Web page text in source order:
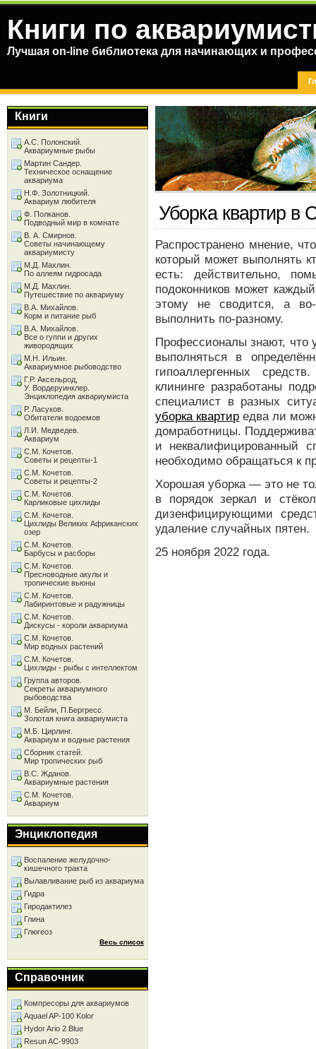
Книги по
Лучшая on-line библиотека для начинающих и
Уборка квартир в
Распространено мнение,
который может выполнять
есть: действительно,
подоконников может
этому не сводится, а
выполнить по-разному.
Профессионалы знают, что
выполняться в
гипоаллергенных
клининге разработаны
специалист в разных
уборка квартир едва ли
домработницы.
и неквалифицированный
необходимо обращаться к
Хорошая уборка — это не
в порядок зеркал и
дизенфицирующими
удаление случайных пятен.
25 ноября 2022 года.
Книги
А.С. Полонский.
Аквариумные рыбы
Мартин Сандер.
Техническое оснащение
аквариума
Н.Ф. Золотницкий.
Аквариум любителя
Ф. Полканов.
Подводный мир в комнате
В. А. Смирнов.
Советы начинающему
аквариумисту
М.Д. Махлин.
По аллеям гидросада
М.Д. Махлин.
Путешествие по аквариуму
В.А. Михайлов.
Корм и питание рыб
В.А. Михайлов.
Все о гуппи и других
живородящих
М.Н. Ильин.
Аквариумное рыбоводство
Г.Р. Аксельрод,
У. Вордеруинклер.
Энциклопедия аквариумиста
Р. Ласуков.
Обитатели водоемов
Л.И. Медведев.
Аквариум
С.М. Кочетов.
Советы и рецепты-1
С.М. Кочетов.
Советы и рецепты-2
С.М. Кочетов.
Карликовые цихлиды
С.М. Кочетов.
Цихлиды Великих Африканских
озер
С.М. Кочетов.
Барбусы и расборы
С.М. Кочетов.
Пресноводные акулы и
тропические вьюны
С.М. Кочетов.
Лабиринтовые и радужницы
С.М. Кочетов.
Дискусы - короли аквариума
С.М. Кочетов.
Мир водных растений
С.М. Кочетов.
Цихлиды - рыбы с интеллектом
Группа авторов.
Секреты аквариумного
рыбоводства
М. Бейли, П.Бергресс.
Золотая книга аквариумиста
М.Б. Цирлинг.
Аквариум и водные растения
Сборник статей.
Мир тропических рыб
В.С. Жданов.
Аквариумные растения
С.М. Кочетов.
Аквариум
Энциклопедия
Воспаление желудочно-
кишечного тракта
Вылавливание рыб из аквариума
Гидра
Гиродактилез
Глина
Глюгеоз
Весь список
Справочник
Компресоры для аквариумов
Aquael AP-100 Kolor
Hydor Ario 2 Blue
Resun AC-9903